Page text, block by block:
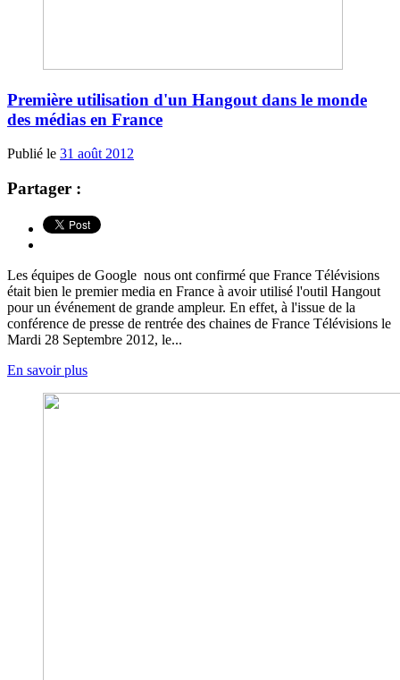
Première utilisation d'un Hangout dans le monde
des médias en France
Publié le 31 août 2012
Partager :
Les équipes de Google nous ont confirmé que France Télévisions
était bien le premier media en France à avoir utilisé l'outil Hangout
pour un événement de grande ampleur. En effet, à l'issue de la
conférence de presse de rentrée des chaines de France Télévisions le
Mardi 28 Septembre 2012, le...
En savoir plus